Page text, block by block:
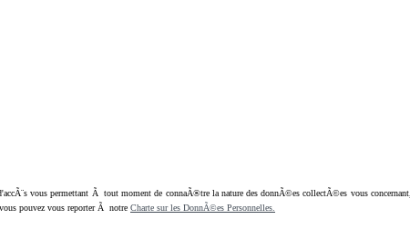
vous permettant Ã tout moment de connaÃ®tre la nature des donnÃ©es collectÃ©es vous
pouvez vous reporter Ã notre Charte sur les DonnÃ©es Personnelles.